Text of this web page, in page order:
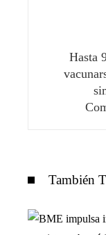
Hasta
También